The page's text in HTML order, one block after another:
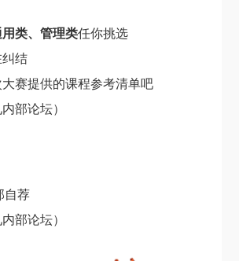
类、管理类任你挑选
结
赛提供的课程参考清单吧
部论坛）
自荐
部论坛）